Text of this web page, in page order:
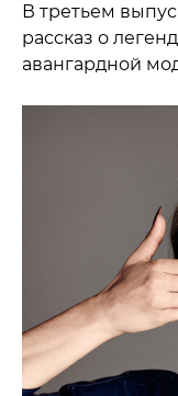
В третьем выпуске серии «Модные журналы» –
рассказ о
авангардной